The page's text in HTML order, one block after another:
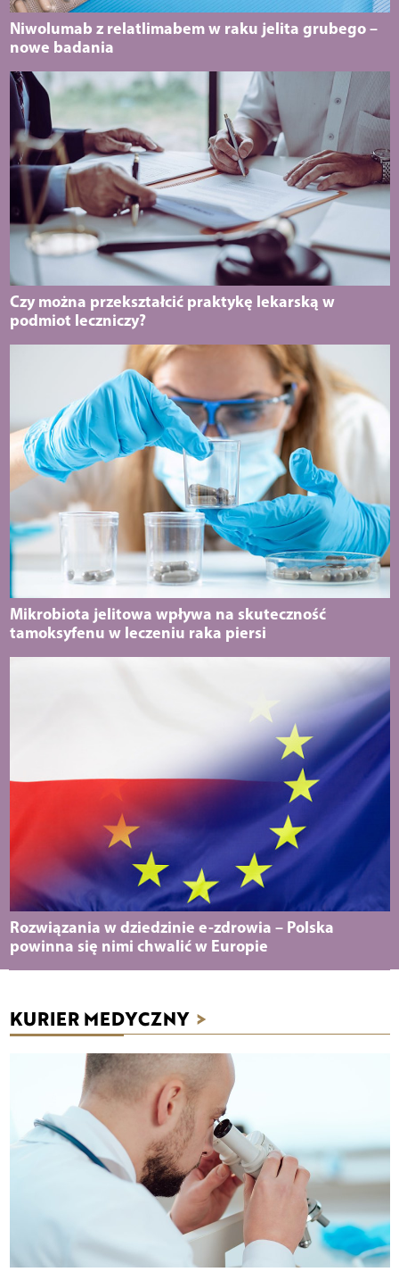
Niwolumab z relatlimabem w raku jelita grubego –
nowe badania
Czy można przekształcić praktykę lekarską w
podmiot leczniczy?
Mikrobiota jelitowa wpływa na skuteczność
tamoksyfenu w leczeniu raka piersi
Rozwiązania w dziedzinie e-zdrowia – Polska
powinna się nimi chwalić w Europie
KURIER MEDYCZNY >